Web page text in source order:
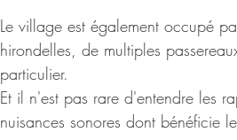
Le village est également occupé
hirondelles, de multiples
particulier.
Et il n'est pas rare d'entendre les
nuisances sonores dont bénéficie